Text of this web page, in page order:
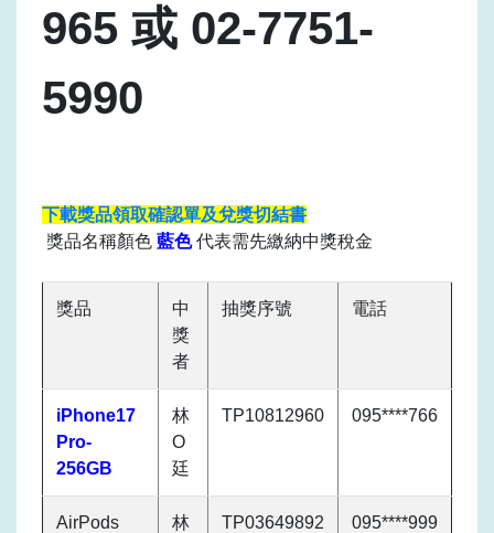
965 或 02-7751-
5990
下載獎品領取確認單及兌獎切結書
獎品名稱顏色 藍色代表需先繳納中獎稅金
獎品
中
獎
者
抽獎序號 電話
iPhone17
Pro-
256GB
林
O
廷
TP10812960 095****766
AirPods
林
TP03649892 095****999